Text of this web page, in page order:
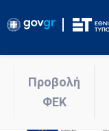
Προβολή
ΦΕΚ